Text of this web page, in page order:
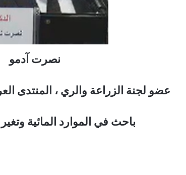
نصرت آدمو
عضو لجنة الزراعة والري ، المنتدى
باحث في الموارد المائية